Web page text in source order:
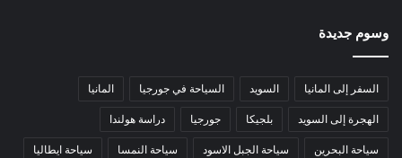
وسوم جديدة
السفر إلى المانيا السويد السياحة في جورجيا المانيا
الهجرة إلى السويد بلجيكا جورجيا دراسة هولندا
سياحة البحرين سياحة الجبل الاسود سياحة النمسا سياحة ايطاليا